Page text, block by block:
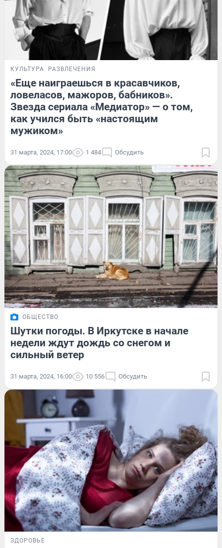
КУЛЬТУРА РАЗВЛЕЧЕНИЯ
«Еще наиграешься в красавчиков,
ловеласов, мажоров, бабников».
Звезда сериала «Медиатор» — о том,
как учился быть «настоящим
мужиком»
31 марта, 2024, 17:00 1 484 Обсудить
ОБЩЕСТВО
Шутки погоды. В Иркутске в начале
недели ждут дождь со снегом и
сильный ветер
31 марта, 2024, 16:00 10 556 Обсудить
ЗДОРОВЬЕ